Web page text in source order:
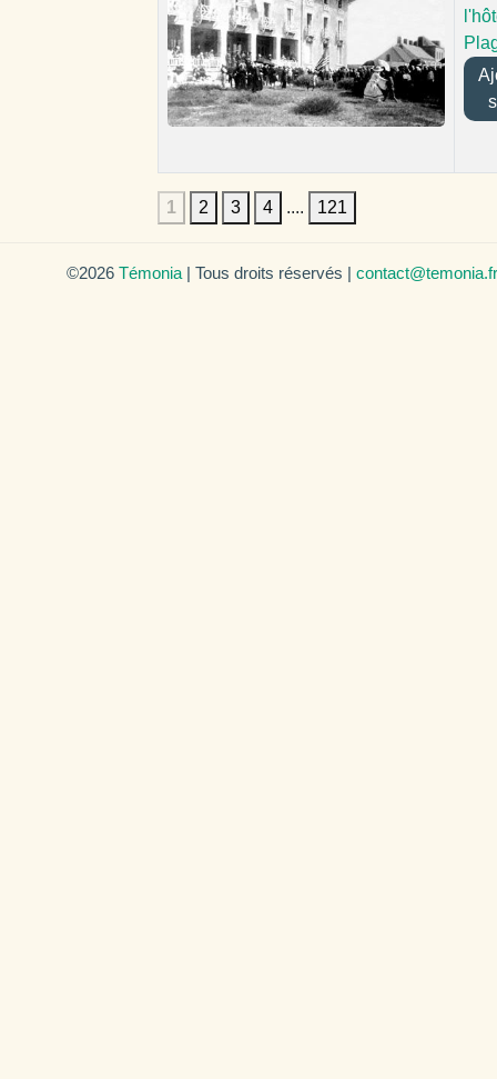
1 2 3 4 .... 121
©2026 Témonia | Tous droits réservés | contact@temonia.fr